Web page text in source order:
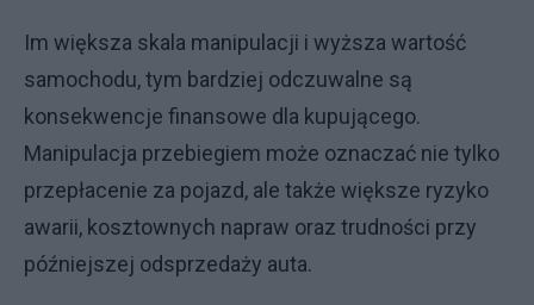
Im większa skala manipulacji i wyższa wartość
samochodu, tym bardziej odczuwalne są
konsekwencje finansowe dla kupującego.
Manipulacja przebiegiem może oznaczać nie tylko
przepłacenie za pojazd, ale także większe ryzyko
awarii, kosztownych napraw oraz trudności przy
późniejszej odsprzedaży auta.